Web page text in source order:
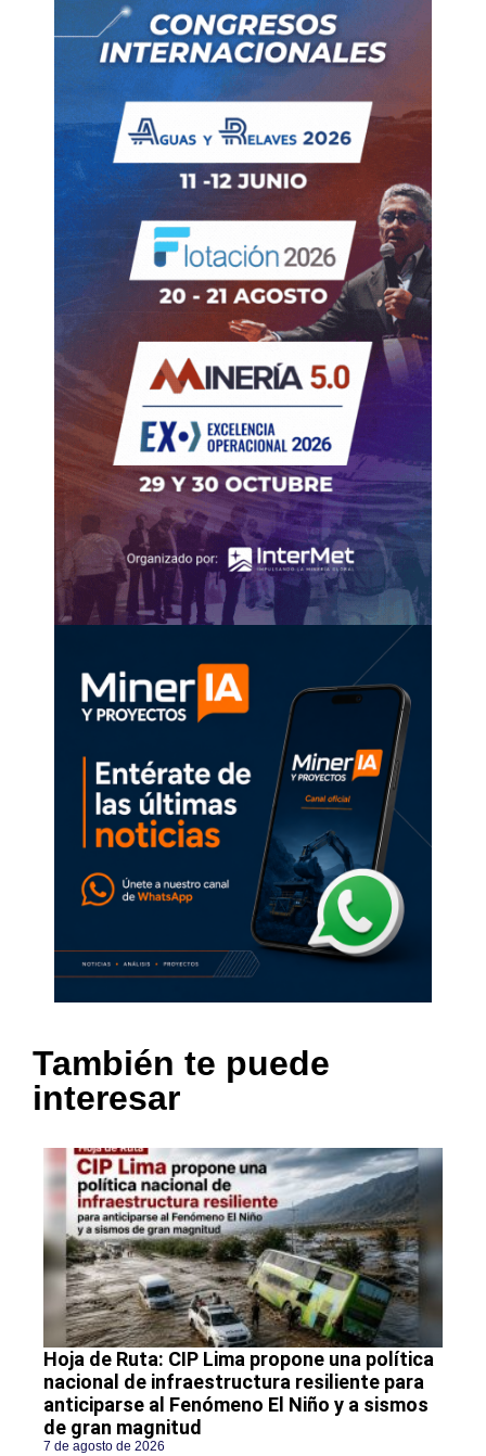
También te puede
interesar
Hoja de Ruta: CIP Lima propone una política
nacional de infraestructura resiliente para
anticiparse al Fenómeno El Niño y a sismos
de gran magnitud
7 de agosto de 2026